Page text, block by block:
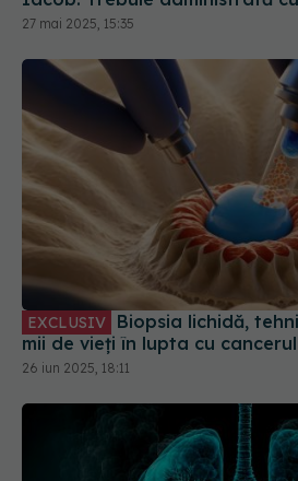
EXCLUSIV
mii de vieți în lupta cu cancerul
26 iun 2025, 18:11